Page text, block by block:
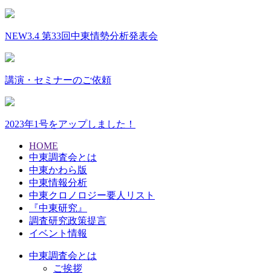
NEW3.4 第33回中東情勢分析発表会
講演・セミナーのご依頼
2023年1号をアップしました！
HOME
中東調査会とは
中東かわら版
中東情報分析
中東クロノロジー要人リスト
『中東研究』
調査研究政策提言
イベント情報
中東調査会とは
ご挨拶